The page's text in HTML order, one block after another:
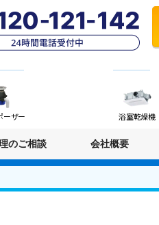
ーザー 浴室乾燥機
のご相談 会社概要